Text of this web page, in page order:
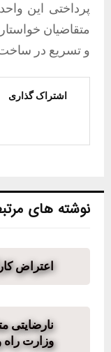
پرداختی این
متقاضیان
و تسریع در
اشتراک گذاری
نوشته های
اعتراض
نارضایتی
وزارت